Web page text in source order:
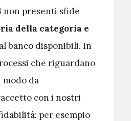
non presenti sfide
della categoria e
banco disponibili. In
che riguardano
da
con i nostri
per esempio